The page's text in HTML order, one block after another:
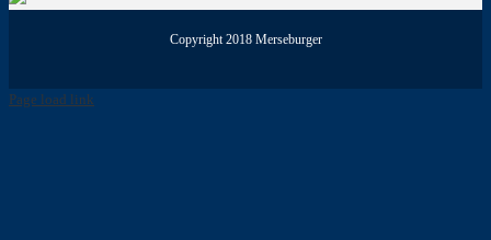
Copyright 2018 Merseburger
Page load link